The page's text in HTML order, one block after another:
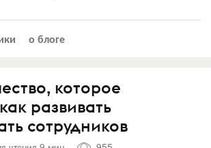
о блоге
которое
развивать
сотрудников